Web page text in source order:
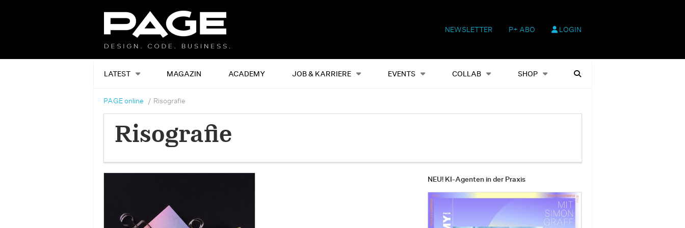
NEWSLETTER P+ ABO LOGIN
LATEST MAGAZIN ACADEMY JOB & KARRIERE EVENTS COLLAB SHOP
Alles Events Shop Heftausgaben Suchen
PAGE online Risografie
Risografie
NEU! KI-Agenten in der Praxis